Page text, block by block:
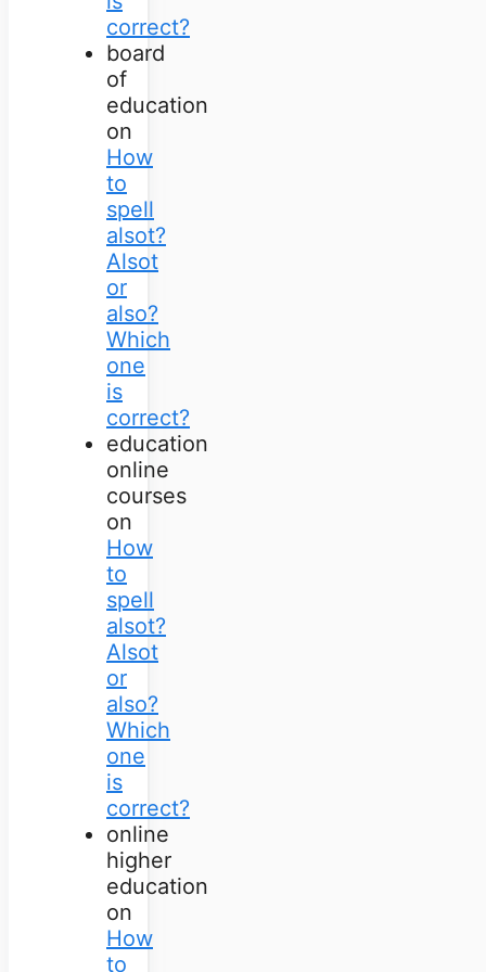
correct?
board
of
education
on
How
to
spell
alsot?
Alsot
or
also?
Which
one
is
correct?
education
online
courses
on
How
to
spell
alsot?
Alsot
or
also?
Which
one
is
correct?
online
higher
education
on
How
to